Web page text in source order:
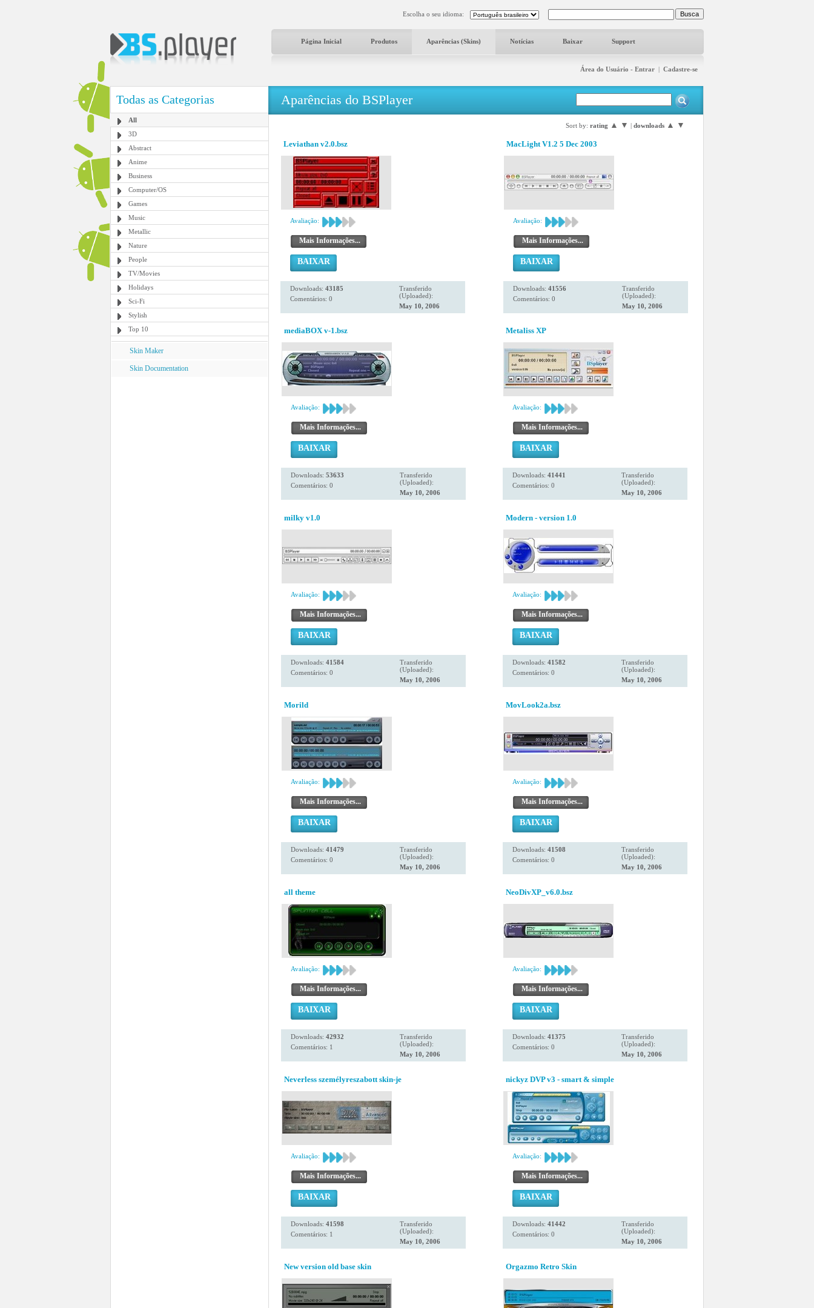
Escolha o seu idioma:
Página Inicial Produtos Aparências (Skins) Notícias Baixar Support
Área do Usuário - Entrar | Cadastre-se
Todas as Categorias
All
3D
Abstract
Anime
Business
Computer/OS
Games
Music
Metallic
Nature
People
TV/Movies
Holidays
Sci-Fi
Stylish
Top 10
Skin Maker
Skin Documentation
Aparências do BSPlayer
Sort by: rating ▲ ▼ | downloads ▲ ▼
Leviathan v2.0.bsz
Avaliação:
Mais Informações...
BAIXAR
Downloads: 43185
Comentários: 0
Transferido
(Uploaded):
May 10, 2006
MacLight V1.2 5 Dec 2003
Avaliação:
Mais Informações...
BAIXAR
Downloads: 41556
Comentários: 0
Transferido
(Uploaded):
May 10, 2006
mediaBOX v-1.bsz
Avaliação:
Mais Informações...
BAIXAR
Downloads: 53633
Comentários: 0
Transferido
(Uploaded):
May 10, 2006
Metaliss XP
Avaliação:
Mais Informações...
BAIXAR
Downloads: 41441
Comentários: 0
Transferido
(Uploaded):
May 10, 2006
milky v1.0
Avaliação:
Mais Informações...
BAIXAR
Downloads: 41584
Comentários: 0
Transferido
(Uploaded):
May 10, 2006
Modern - version 1.0
Avaliação:
Mais Informações...
BAIXAR
Downloads: 41582
Comentários: 0
Transferido
(Uploaded):
May 10, 2006
Morild
Avaliação:
Mais Informações...
BAIXAR
Downloads: 41479
Comentários: 0
Transferido
(Uploaded):
May 10, 2006
MovLook2a.bsz
Avaliação:
Mais Informações...
BAIXAR
Downloads: 41508
Comentários: 0
Transferido
(Uploaded):
May 10, 2006
all theme
Avaliação:
Mais Informações...
BAIXAR
Downloads: 42932
Comentários: 1
Transferido
(Uploaded):
May 10, 2006
NeoDivXP_v6.0.bsz
Avaliação:
Mais Informações...
BAIXAR
Downloads: 41375
Comentários: 0
Transferido
(Uploaded):
May 10, 2006
Neverless személyreszabott skin-je
Avaliação:
Mais Informações...
BAIXAR
Downloads: 41598
Comentários: 1
Transferido
(Uploaded):
May 10, 2006
nickyz DVP v3 - smart & simple
Avaliação:
Mais Informações...
BAIXAR
Downloads: 41442
Comentários: 0
Transferido
(Uploaded):
May 10, 2006
New version old base skin Orgazmo Retro Skin